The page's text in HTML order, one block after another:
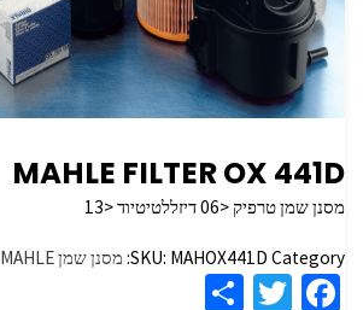
MAHLE FILTER OX 441D
מסנן שמן טרפיק <06 דיזללטיטיוד <13
SKU: MAHOX441D Category: מסנן שמןMAHLE
Fa
T